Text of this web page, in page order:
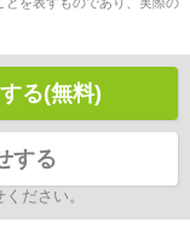
る(無料)
する
ださい。